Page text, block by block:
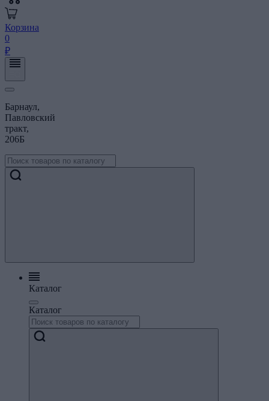
Корзина
0
₽
Барнаул,
Павловский
тракт,
206Б
Каталог
Каталог